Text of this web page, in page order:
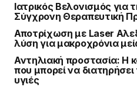
Ιατρικός Βελονισμός για
Σύγχρονη Θεραπευτική
Αποτρίχωση με Laser
λύση για μακροχρόνια
Αντηλιακή προστασία: Η
που μπορεί να
υγιές